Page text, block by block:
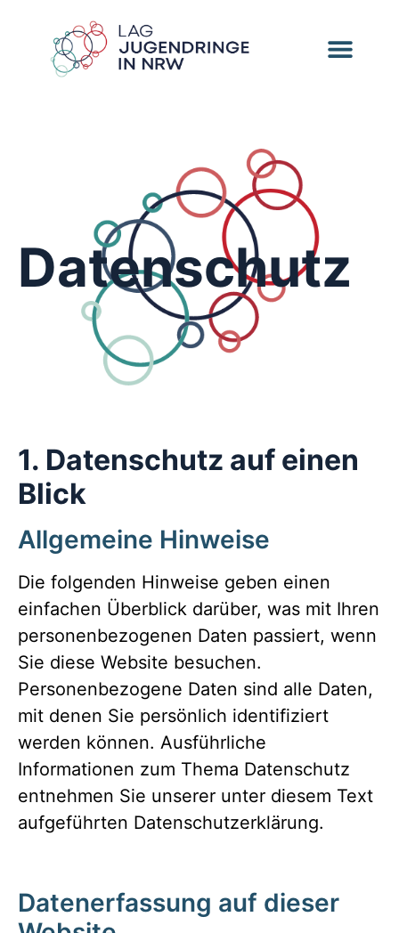
Datenschutz
1. Datenschutz auf einen
Blick
Allgemeine Hinweise
Die folgenden Hinweise geben einen
einfachen Überblick darüber, was mit Ihren
personenbezogenen Daten passiert, wenn
Sie diese Website besuchen.
Personenbezogene Daten sind alle Daten,
mit denen Sie persönlich identifiziert
werden können. Ausführliche
Informationen zum Thema Datenschutz
entnehmen Sie unserer unter diesem Text
aufgeführten Datenschutzerklärung.
Datenerfassung auf dieser